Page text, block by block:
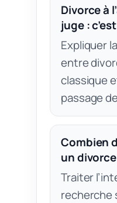
Divorce à
juge :
Expliquer
entre
classique
passage
Combien
un divorce
Traiter
recherche